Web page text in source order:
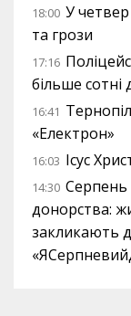
18:00 У
та грози
17:16
більше сотні
16:41
«Електрон»
16:03 Ісус
14:30 Серпень
донорства:
закликають